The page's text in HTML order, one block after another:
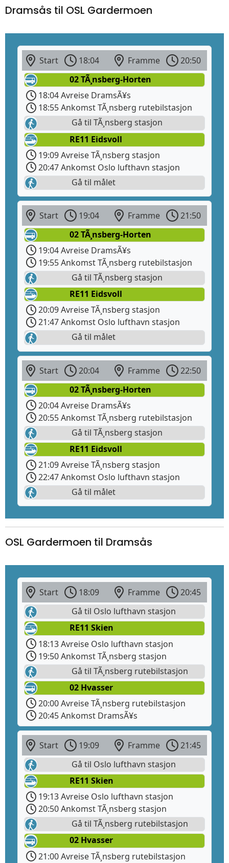
Dramsås til OSL Gardermoen
Start 18:04 Framme
20:50
02 TÃ¸nsberg-Horten
18:04 Avreise DramsÃ¥s
18:55 Ankomst TÃ¸nsberg rutebilstasjon
Gå til TÃ¸nsberg stasjon
RE11 Eidsvoll
19:09 Avreise TÃ¸nsberg stasjon
20:47 Ankomst Oslo lufthavn stasjon
Gå til målet
Start 19:04 Framme
21:50
02 TÃ¸nsberg-Horten
19:04 Avreise DramsÃ¥s
19:55 Ankomst TÃ¸nsberg rutebilstasjon
Gå til TÃ¸nsberg stasjon
RE11 Eidsvoll
20:09 Avreise TÃ¸nsberg stasjon
21:47 Ankomst Oslo lufthavn stasjon
Gå til målet
Start 20:04 Framme
22:50
02 TÃ¸nsberg-Horten
20:04 Avreise DramsÃ¥s
20:55 Ankomst TÃ¸nsberg rutebilstasjon
Gå til TÃ¸nsberg stasjon
RE11 Eidsvoll
21:09 Avreise TÃ¸nsberg stasjon
22:47 Ankomst Oslo lufthavn stasjon
Gå til målet
OSL Gardermoen til Dramsås
Start 18:09 Framme
20:45
Gå til Oslo lufthavn stasjon
RE11 Skien
18:13 Avreise Oslo lufthavn stasjon
19:50 Ankomst TÃ¸nsberg stasjon
Gå til TÃ¸nsberg rutebilstasjon
02 Hvasser
20:00 Avreise TÃ¸nsberg rutebilstasjon
20:45 Ankomst DramsÃ¥s
Start 19:09 Framme
21:45
Gå til Oslo lufthavn stasjon
RE11 Skien
19:13 Avreise Oslo lufthavn stasjon
20:50 Ankomst TÃ¸nsberg stasjon
Gå til TÃ¸nsberg rutebilstasjon
02 Hvasser
21:00 Avreise TÃ¸nsberg rutebilstasjon